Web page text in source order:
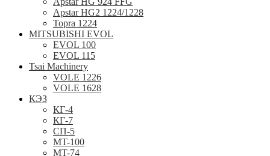
Apstar HG2 1224/1228
Topra 1224
MITSUBISHI EVOL
EVOL 100
EVOL 115
Tsai Machinery
VOLE 1226
VOLE 1628
КЭЗ
КГ-4
КГ-7
СП-5
MT-100
MT-74